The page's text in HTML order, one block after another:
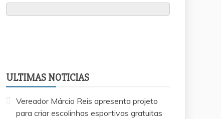
ULTIMAS NOTICIAS
Vereador Márcio Reis apresenta projeto
para criar escolinhas esportivas gratuitas